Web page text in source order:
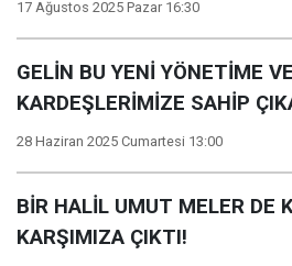
17 Ağustos 2025 Pazar 16:30
GELİN BU YENİ YÖNETİME
KARDEŞLERİMİZE SAHİP
28 Haziran 2025 Cumartesi 13:00
BİR HALİL UMUT MELER DE
KARŞIMIZA ÇIKTI!